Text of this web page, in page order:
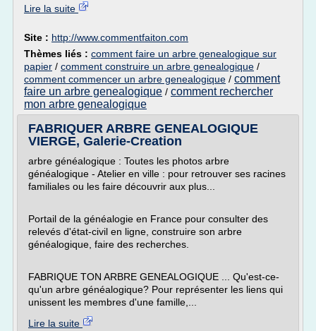
Lire la suite
Site : http://www.commentfaiton.com
Thèmes liés : comment faire un arbre genealogique sur
papier / comment construire un arbre genealogique /
comment commencer un arbre genealogique / comment
faire un arbre genealogique / comment rechercher
mon arbre genealogique
FABRIQUER ARBRE GENEALOGIQUE
VIERGE, Galerie-Creation
arbre généalogique : Toutes les photos arbre
généalogique - Atelier en ville : pour retrouver ses racines
familiales ou les faire découvrir aux plus...
Portail de la généalogie en France pour consulter des
relevés d'état-civil en ligne, construire son arbre
généalogique, faire des recherches.
FABRIQUE TON ARBRE GENEALOGIQUE ... Qu'est-ce-
qu'un arbre généalogique? Pour représenter les liens qui
unissent les membres d'une famille,...
Lire la suite